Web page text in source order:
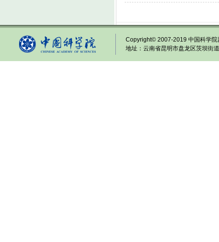
Copyright© 2007-2019 中国科学
地址：云南省昆明市盘龙区茨坝街